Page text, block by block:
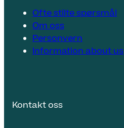
Ofte stilte spørsmål
Om oss
Personvern
Information about us
Kontakt oss